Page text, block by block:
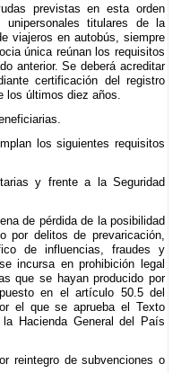
previstas en esta orden
unipersonales titulares de la
viajeros en autobús, siempre
única reúnan los requisitos
anterior. Se deberá acreditar
certificación del registro
los últimos diez años.
los siguientes requisitos
y frente a la Seguridad
de pérdida de la posibilidad
por delitos de prevaricación,
de influencias, fraudes y
incursa en prohibición legal
que se hayan producido por
en el artículo 50.5 del
el que se aprueba el Texto
Hacienda General del País
reintegro de subvenciones o